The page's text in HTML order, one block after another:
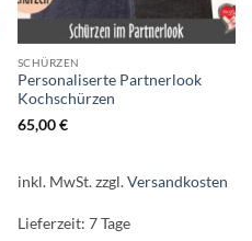
SCHÜRZEN
Personaliserte Partnerlook
Kochschürzen
65,00€
inkl. MwSt.zzgl.Versandkosten
Lieferzeit: 7 Tage